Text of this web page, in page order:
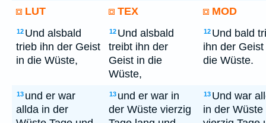
LUT
TEX MOD
12 Und alsbald
trieb ihn der Geist
in die Wüste,
12 Und alsbald
treibt ihn der
Geist in die
Wüste,
12 Und bald
ihn der Geist
die Wüste.
13 und er war
allda in der
13 und er war in
der Wüste vierzig
13 Und war
in der Wüste